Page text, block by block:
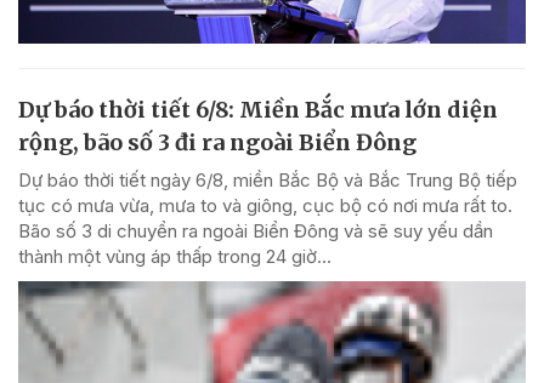
Dự báo thời tiết 6/8: Miền Bắc mưa lớn diện
rộng, bão số 3 đi ra ngoài Biển Đông
Dự báo thời tiết ngày 6/8, miền Bắc Bộ và Bắc Trung Bộ tiếp
tục có mưa vừa, mưa to và giông, cục bộ có nơi mưa rất to.
Bão số 3 di chuyển ra ngoài Biển Đông và sẽ suy yếu dần
thành một vùng áp thấp trong 24 giờ...